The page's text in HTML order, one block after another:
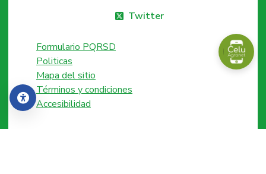
Accesibilidad
Twitter
Formulario PQRSD
Politicas
Mapa del sitio
Términos y condiciones
Accesibilidad